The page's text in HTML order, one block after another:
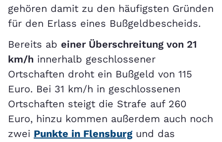
gehören damit zu den häufigsten Gründen
für den Erlass eines Bußgeldbescheids.
Bereits ab einer Überschreitung von 21
km/h innerhalb geschlossener
Ortschaften droht ein Bußgeld von 115
Euro. Bei 31 km/h in geschlossenen
Ortschaften steigt die Strafe auf 260
Euro, hinzu kommen außerdem auch noch
zwei Punkte in Flensburg und das